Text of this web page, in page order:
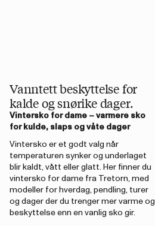
Vanntett beskyttelse for
kalde og snørike dager.
Vintersko for dame – varmere sko
for kulde, slaps og våte dager
Vintersko er et godt valg når
temperaturen synker og underlaget
blir kaldt, vått eller glatt. Her finner du
vintersko for dame fra Tretorn, med
modeller for hverdag, pendling, turer
og dager der du trenger mer varme og
beskyttelse enn en vanlig sko gir.